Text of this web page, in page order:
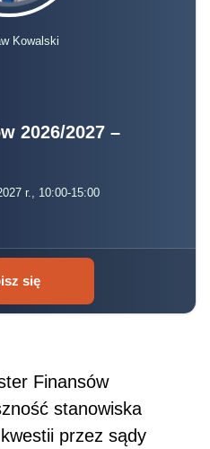
Kowalski
2026/2027 –
r., 10:00-15:00
się
Finansów
stanowiska
przez sądy